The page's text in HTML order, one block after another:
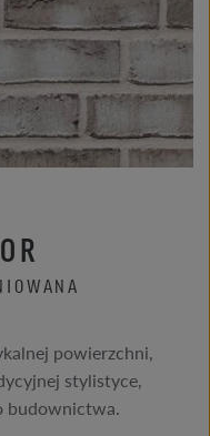
powierzchni,
stylistyce,
budownictwa.